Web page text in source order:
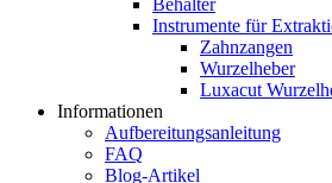
Behälter
Instrumente für
Zahnzangen
Wurzelheber
Luxacut
Informationen
Aufbereitungsanleitung
FAQ
Blog-Artikel